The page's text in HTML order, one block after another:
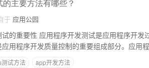
主要方法有哪些？
于 应用公园
不可或缺的一个重要环节，它能够确保
用程序开发质量控制的重要组成部分。应用
试方法 app开发方法